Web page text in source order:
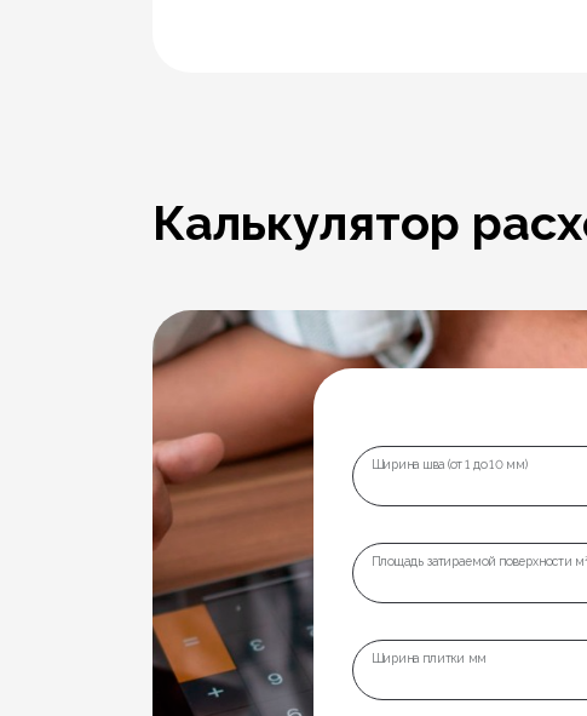
Калькулятор
Ширина шва (от 1 до 10 мм)
Площадь затираемой поверхности м²
Ширина плитки мм